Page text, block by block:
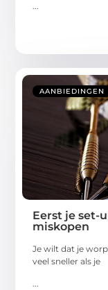
...
AANBIEDINGEN
Eerst je set-
miskopen
Je wilt dat je
veel sneller als je
...